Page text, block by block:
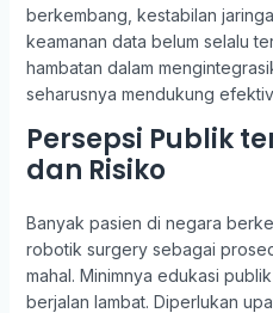
berkembang, kestabilan
keamanan data belum selalu
hambatan dalam
seharusnya mendukung
Persepsi Publik
dan Risiko
Banyak pasien di negara
robotik surgery sebagai
mahal. Minimnya edukasi
berjalan lambat. Diperlukan